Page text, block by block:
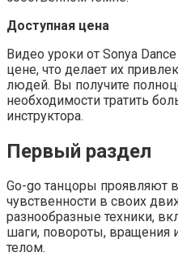
Доступная цена
Видео уроки от Sonya
цене, что делает их
людей. Вы получите
необходимости тратить
инструктора.
Первый раздел
Go-go танцоры проявляют
чувственности в своих
разнообразные техники,
шаги, повороты, вращения
телом.